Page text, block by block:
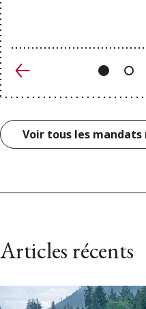
Précédent
Voir tous les
Articles récents